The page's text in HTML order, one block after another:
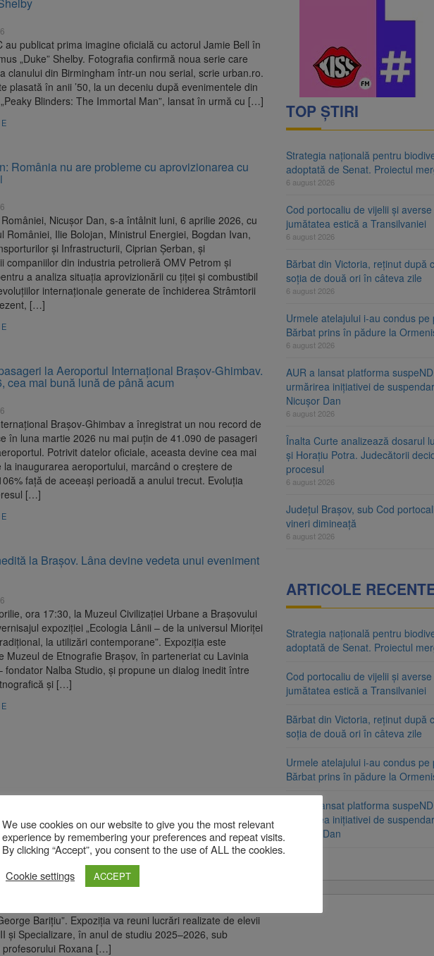
dosarul lui Călin Georgescu și Horațiu Potra. Judecătorii decid dacă începe
pentru biodiversitate 2026-2030, adoptată de Senat. Proiectul merge la promulgare
au publicat prima imagine oficială cu actorul Jamie Bell în
„Duke” Shelby. Fotografia confirmă noua serie care
clanului din Birmingham într-un nou serial, scrie urban.ro.
plasată în anii ’50, la un deceniu după evenimentele din
Blinders: The Immortal Man”, lansat în urmă cu […]
România nu are probleme cu aprovizionarea cu
Nicușor Dan, s-a întâlnit luni, 6 aprilie 2026, cu
României, Ilie Bolojan, Ministrul Energiei, Bogdan Ivan,
și Infrastructurii, Ciprian Șerban, și
companiilor din industria petrolieră OMV Petrom și
a analiza situația aprovizionării cu țiței și combustibil
internaționale generate de închiderea Strâmtorii
[…]
la Aeroportul Internațional Brașov-Ghimbav.
cea mai bună lună de până acum
Brașov-Ghimbav a înregistrat un nou record de
în luna martie 2026 nu mai puțin de 41.090 de pasageri
Potrivit datelor oficiale, aceasta devine cea mai
la inaugurarea aeroportului, marcând o creștere de
față de aceeași perioadă a anului trecut. Evoluția
[…]
la Brașov. Lâna devine vedeta unui eveniment
ora 17:30, la Muzeul Civilizației Urbane a Brașovului
expoziției „Ecologia Lânii – de la universul Mioriței
la utilizări contemporane”. Expoziția este
Muzeul de Etnografie Brașov, în parteneriat cu Lavinia
fondator Nalba Studio, și propune un dialog inedit între
și […]
va putea fi vizitată la Biblioteca
Lucrări realizate de tineri artiști
putea descoperi universul artistic al cursanților de la
de Arte și Meserii „Tiberiu Brediceanu” Brașov, în
„Juxtapuneri”, care va fi găzduită de Biblioteca
Barițiu”. Expoziția va reuni lucrări realizate de elevii
și Specializare, în anul de studiu 2025–2026, sub
profesorului Roxana […]
TOP ȘTIRI
Strategia națională pentru
adoptată de Senat. Proiectul
6 august 2026
Cod portocaliu de vijelii și
jumătatea estică a Transilvaniei
6 august 2026
Bărbat din Victoria, reținut după
soția de două ori în câteva zile
6 august 2026
Urmele atelajului i-au condus pe
Bărbat prins în pădure la
6 august 2026
AUR a lansat platforma
urmărirea inițiativei de
Nicușor Dan
6 august 2026
Înalta Curte analizează dosarul
și Horațiu Potra. Judecătorii
procesul
6 august 2026
Județul Brașov, sub Cod
vineri dimineață
6 august 2026
ARTICOLE
Strategia națională pentru
adoptată de Senat. Proiectul
Cod portocaliu de vijelii și
jumătatea estică a Transilvaniei
Bărbat din Victoria, reținut după
soția de două ori în câteva zile
Urmele atelajului i-au condus pe
Bărbat prins în pădure la
AUR a lansat platforma
urmărirea inițiativei de
Nicușor Dan
We use cookies on our website to give you the most relevant
experience by remembering your preferences and repeat visits.
By clicking “Accept”, you consent to the use of ALL the cookies.
Cookie settings
ACCEPT